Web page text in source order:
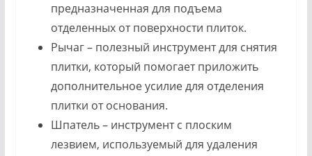
предназначенная для подъема
отделенных от поверхности плиток.
Рычаг – полезный инструмент для снятия
плитки, который помогает приложить
дополнительное усилие для отделения
плитки от основания.
Шпатель – инструмент с плоским
лезвием, используемый для удаления